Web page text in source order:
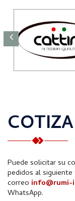
Puede solicitar su
pedidos al
correo info@rumi-
WhatsApp.